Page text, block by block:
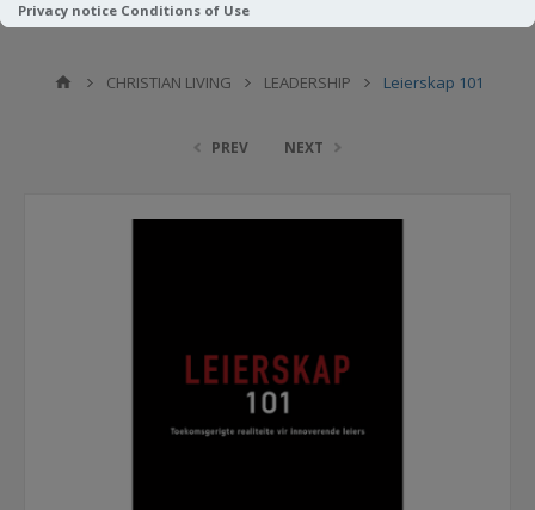
Privacy notice Conditions of Use
CHRISTIAN LIVING LEADERSHIP Leierskap 101
PREV NEXT